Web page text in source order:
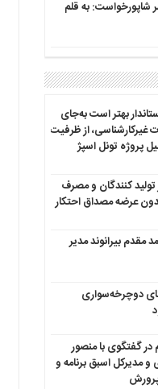
شاپورخواست: به قلم
بهتر است به‌جای
غیرکارشناسی، از ظرفیت
پروژه تونل اسپژ
کنندگان و مصرف
عرضه مصداق احتکار
بیرانوند مدیر
دوچرخه‌سواری
در گفتگوی با منصور
مدیرکل اسبق برنامه و